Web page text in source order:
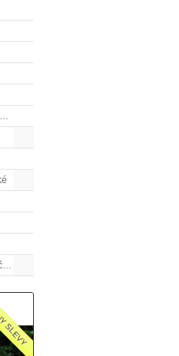
Vodočetné (limnigrafické) latě
Značky geodetické (nivelační)